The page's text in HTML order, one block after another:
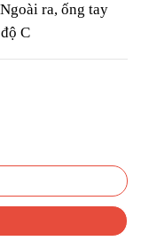
ra, ống tay
C